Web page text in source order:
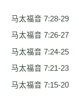
马太福音 7:28-29
马太福音 7:26-27
马太福音 7:24-25
马太福音 7:21-23
马太福音 7:15-20